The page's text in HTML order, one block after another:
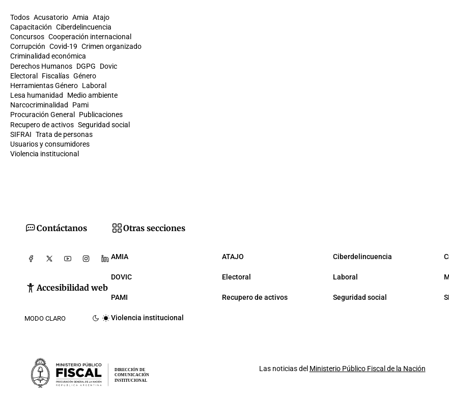
Todos Acusatorio Amia Atajo
Capacitación Ciberdelincuencia
Concursos Cooperación internacional
Corrupción Covid-19 Crimen organizado
Criminalidad económica
Derechos Humanos DGPG
Dovic
Electoral
Fiscalías Género
Herramientas Género Laboral
Lesa humanidad
Medio ambiente
Narcocriminalidad
Pami
Procuración General
Publicaciones
Recupero de activos Seguridad social
SIFRAI Trata de personas
Usuarios y consumidores
Violencia institucional
Contáctanos
Accesibilidad web
MODO CLARO
Otras secciones
AMIA ATAJO Ciberdelincuencia
DOVIC Electoral Laboral
PAMI Recupero de activos Seguridad social
Violencia institucional
DIRECCIÓN DE
COMUNICACIÓN
INSTITUCIONAL
Las noticias del Ministerio Público Fiscal de la Nación